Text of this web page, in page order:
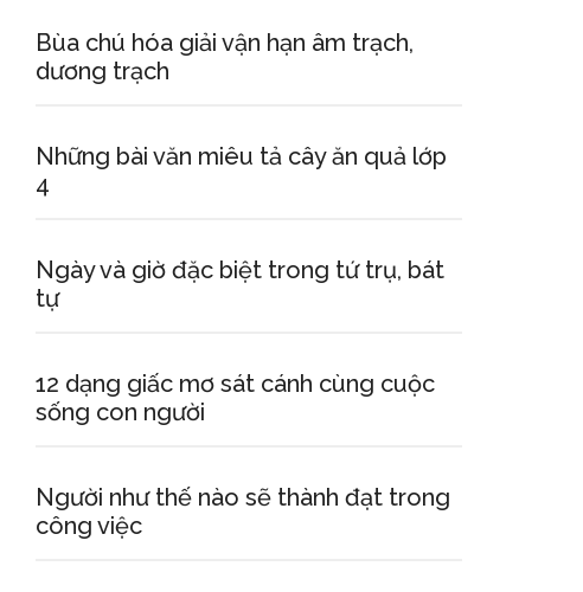
Bùa chú hóa giải vận hạn âm trạch,
dương trạch
Những bài văn miêu tả cây ăn quả lớp
4
Ngày và giờ đặc biệt trong tứ trụ, bát
tự
12 dạng giấc mơ sát cánh cùng cuộc
sống con người
Người như thế nào sẽ thành đạt trong
công việc